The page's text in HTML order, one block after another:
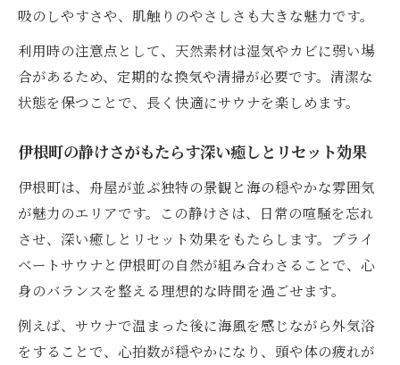
吸のしやすさや、肌触りのやさしさも大きな魅力です。
利用時の注意点として、天然素材は湿気やカビに弱い場
合があるため、定期的な換気や清掃が必要です。清潔な
状態を保つことで、長く快適にサウナを楽しめます。
伊根町の静けさがもたらす深い癒しとリセット効果
伊根町は、舟屋が並ぶ独特の景観と海の穏やかな雰囲気
が魅力のエリアです。この静けさは、日常の喧騒を忘れ
させ、深い癒しとリセット効果をもたらします。プライ
ベートサウナと伊根町の自然が組み合わさることで、心
身のバランスを整える理想的な時間を過ごせます。
例えば、サウナで温まった後に海風を感じながら外気浴
をすることで、心拍数が穏やかになり、頭や体の疲れが